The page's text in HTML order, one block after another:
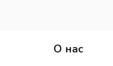
О нас